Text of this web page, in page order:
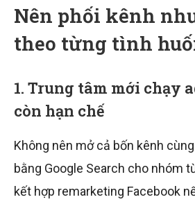
Nên phối kênh
theo từng tình
1. Trung tâm mới chạy
còn hạn chế
Không nên mở cả bốn kênh
bằng Google Search cho nhóm
kết hợp remarketing Facebook